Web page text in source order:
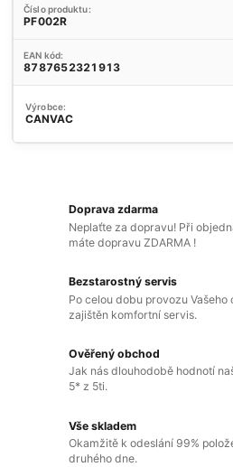
Číslo produktu:
PF002R
EAN kód:
8787652321913
Výrobce:
CANVAC
Doprava zdarma
Neplaťte za dopravu! Při
máte dopravu ZDARMA !
Bezstarostný servis
Po celou dobu provozu
zajištěn komfortní servis.
Ověřený obchod
Jak nás dlouhodobě hodnotí
5* z 5ti.
Vše skladem
Okamžitě k odeslání 99%
druhého dne.